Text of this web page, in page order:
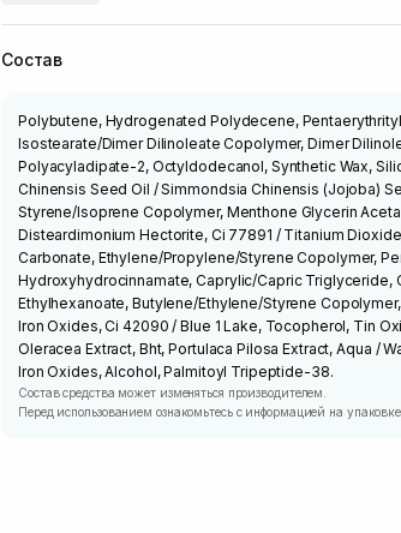
Состав
Polybutene, Hydrogenated Polydecene,
Isostearate/Dimer Dilinoleate Copolymer, Dimer
Polyacyladipate-2, Octyldodecanol, Synthetic Wax,
Chinensis Seed Oil / Simmondsia Chinensis (Jojoba)
Styrene/Isoprene Copolymer, Menthone Glycerin
Disteardimonium Hectorite, Ci 77891 / Titanium
Carbonate, Ethylene/Propylene/Styrene Copolymer,
Hydroxyhydrocinnamate, Caprylic/Capric Triglyceride,
Ethylhexanoate, Butylene/Ethylene/Styrene
Iron Oxides, Ci 42090 / Blue 1 Lake, Tocopherol, Tin
Oleracea Extract, Bht, Portulaca Pilosa Extract, Aqua /
Iron Oxides, Alcohol, Palmitoyl Tripeptide-38.
Состав средства может изменяться производителем.
Перед использованием ознакомьтесь с информацией на упаковке.